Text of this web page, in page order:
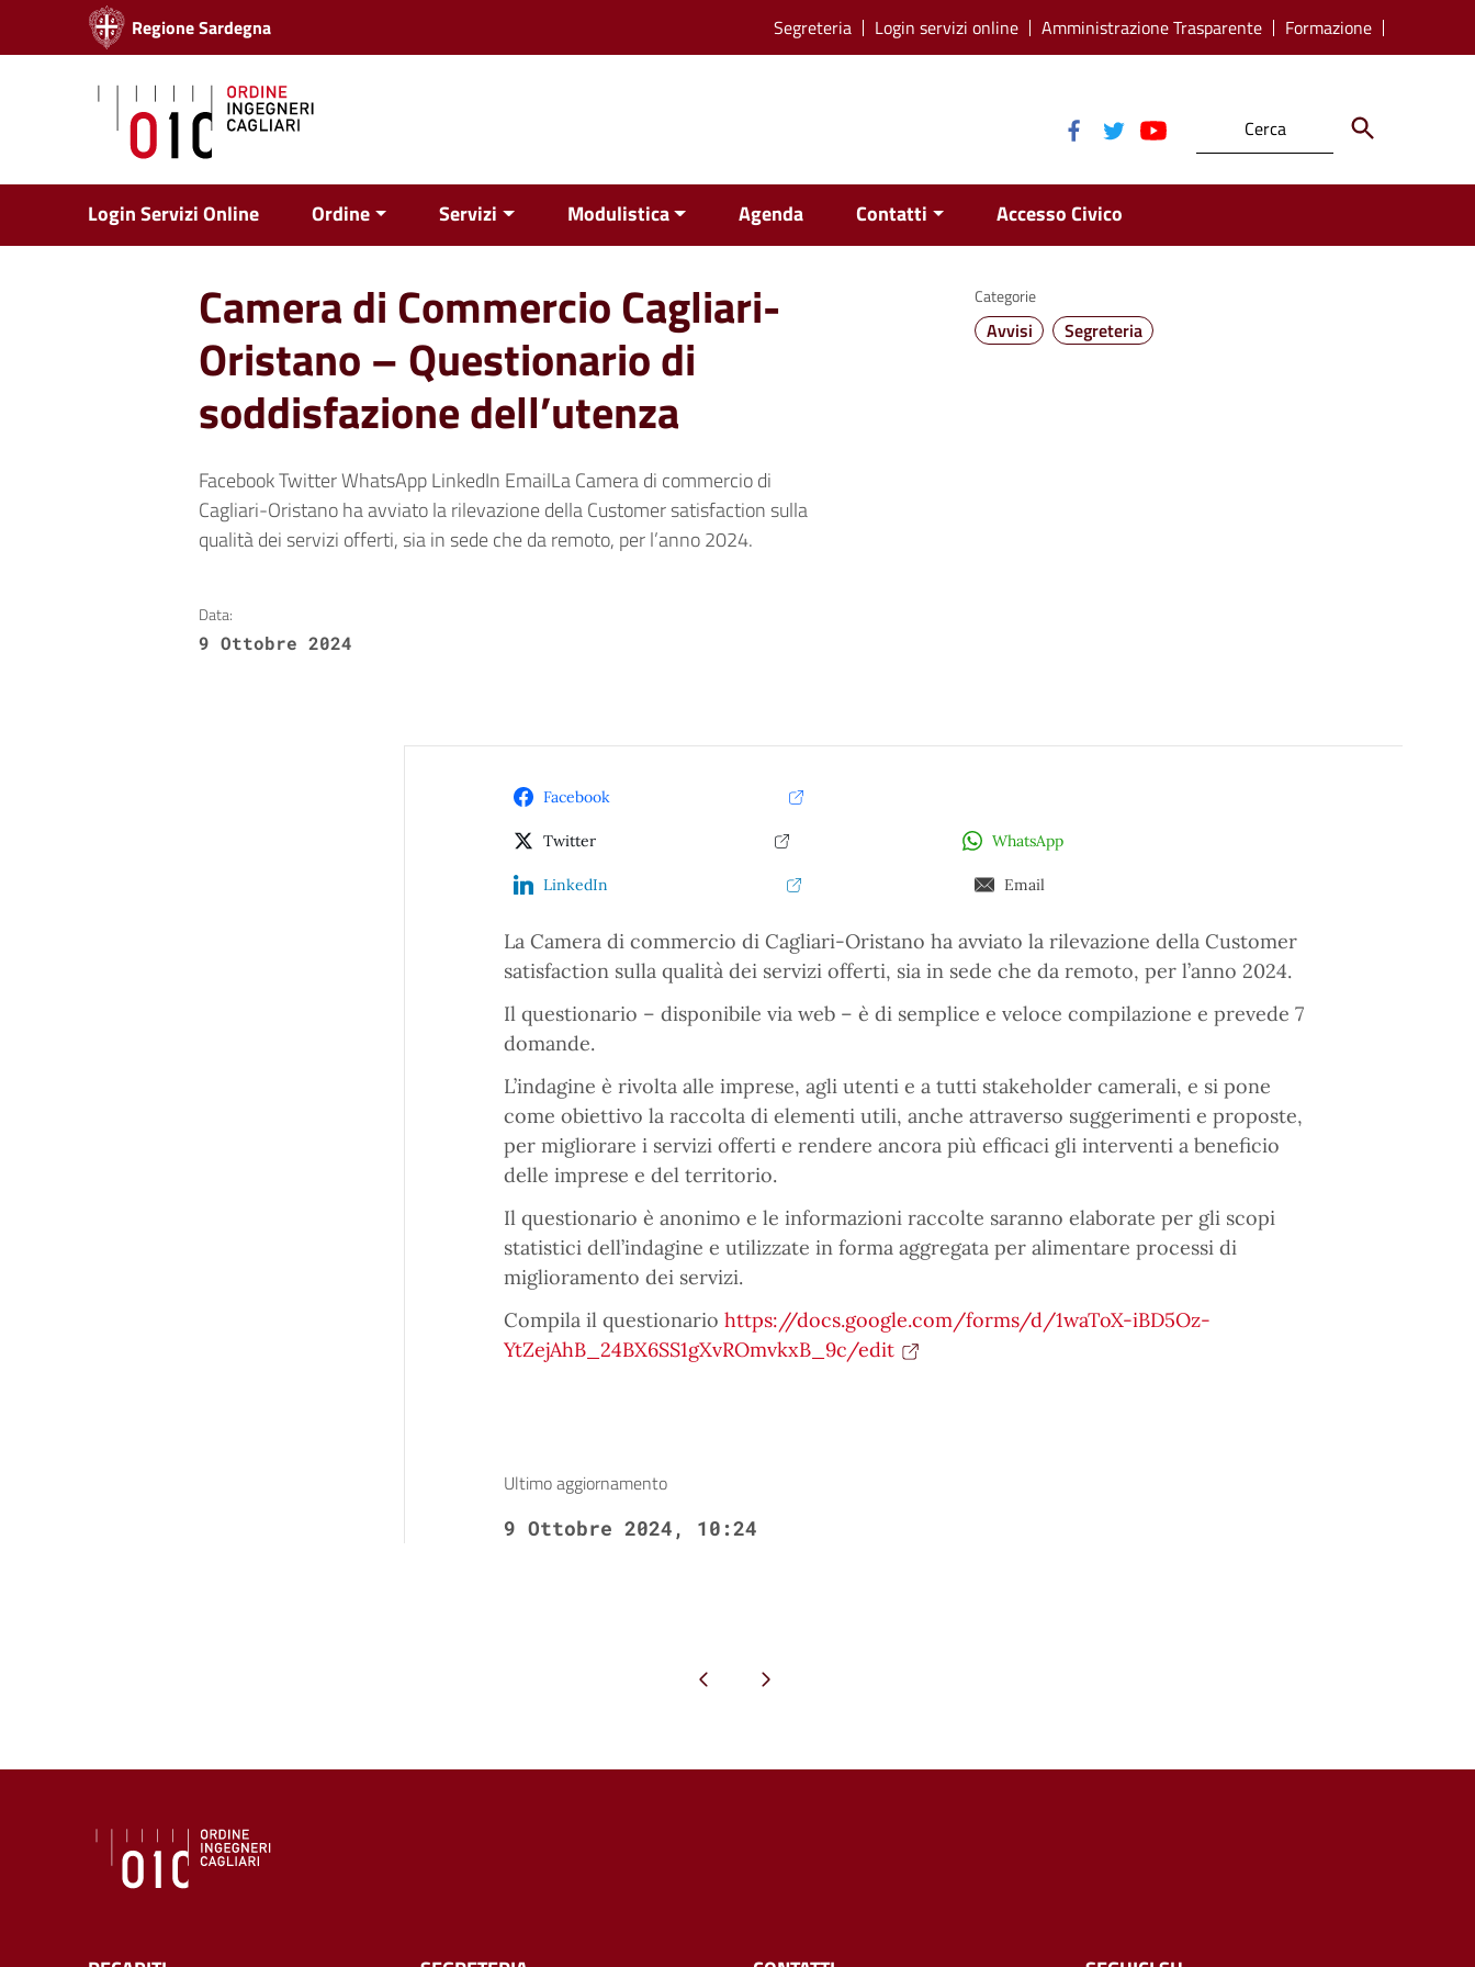
Vai ai contenuti
Vai al menu di navigazione
Regione Sardegna Segreteria Login servizi online Amministrazione Trasparente Formazione
Login Servizi Online Ordine Servizi Modulistica Agenda Contatti Accesso Civico
Camera di Commercio Cagliari-
Oristano – Questionario di
soddisfazione dell’utenza
Facebook Twitter WhatsApp LinkedIn EmailLa Camera di commercio di
Cagliari-Oristano ha avviato la rilevazione della Customer satisfaction sulla
qualità dei servizi offerti, sia in sede che da remoto, per l’anno 2024.
Categorie
Avvisi Segreteria
Data:
9 Ottobre 2024
Facebook
Twitter WhatsApp
LinkedIn Email
La Camera di commercio di Cagliari-Oristano ha avviato la rilevazione della Customer
satisfaction sulla qualità dei servizi offerti, sia in sede che da remoto, per l’anno 2024.
Il questionario – disponibile via web – è di semplice e veloce compilazione e prevede 7
domande.
L’indagine è rivolta alle imprese, agli utenti e a tutti stakeholder camerali, e si pone
come obiettivo la raccolta di elementi utili, anche attraverso suggerimenti e proposte,
per migliorare i servizi offerti e rendere ancora più efficaci gli interventi a beneficio
delle imprese e del territorio.
Il questionario è anonimo e le informazioni raccolte saranno elaborate per gli scopi
statistici dell’indagine e utilizzate in forma aggregata per alimentare processi di
miglioramento dei servizi.
Compila il questionario https://docs.google.com/forms/d/1waToX-iBD5Oz-
YtZejAhB_24BX6SS1gXvROmvkxB_9c/edit
Ultimo aggiornamento
9 Ottobre 2024, 10:24
Pagina precedentePagina successiva